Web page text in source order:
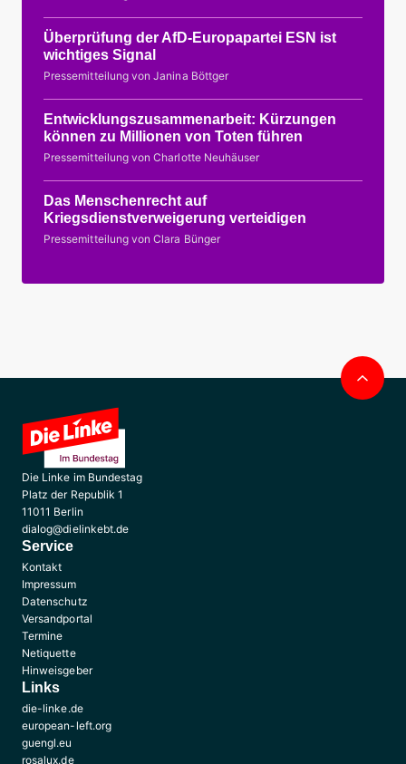
Überprüfung der AfD-Europapartei ESN ist
wichtiges Signal
Pressemitteilung von Janina Böttger
Entwicklungszusammenarbeit: Kürzungen
können zu Millionen von Toten führen
Pressemitteilung von Charlotte Neuhäuser
Das Menschenrecht auf
Kriegsdienstverweigerung verteidigen
Pressemitteilung von Clara Bünger
Die Linke im Bundestag
Platz der Republik 1
11011 Berlin
dialog@dielinkebt.de
Service
Kontakt
Impressum
Datenschutz
Versandportal
Termine
Netiquette
Hinweisgeber
Links
die-linke.de
european-left.org
guengl.eu
rosalux.de